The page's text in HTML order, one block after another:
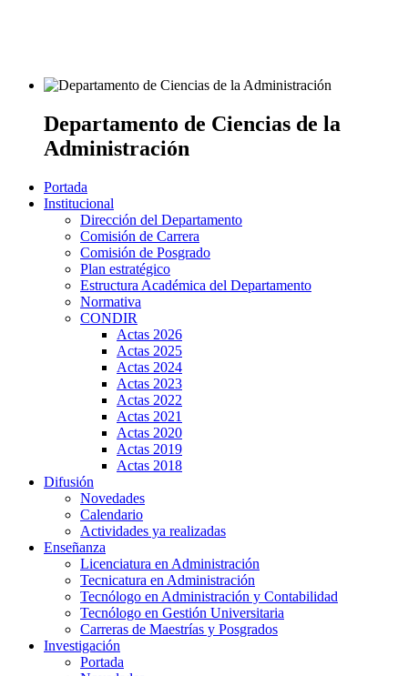
Departamento de Ciencias de la
Administración
Portada
Institucional
Dirección del Departamento
Comisión de Carrera
Comisión de Posgrado
Plan estratégico
Estructura Académica del Departamento
Normativa
CONDIR
Actas 2026
Actas 2025
Actas 2024
Actas 2023
Actas 2022
Actas 2021
Actas 2020
Actas 2019
Actas 2018
Difusión
Novedades
Calendario
Actividades ya realizadas
Enseñanza
Licenciatura en Administración
Tecnicatura en Administración
Tecnólogo en Administración y Contabilidad
Tecnólogo en Gestión Universitaria
Carreras de Maestrías y Posgrados
Investigación
Portada